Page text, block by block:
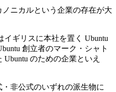
ニカルという企業の存在が大
イギリスに本社を置く Ubuntu
創立者のマーク・シャト
のための企業といえ
非公式のいずれの派生物に